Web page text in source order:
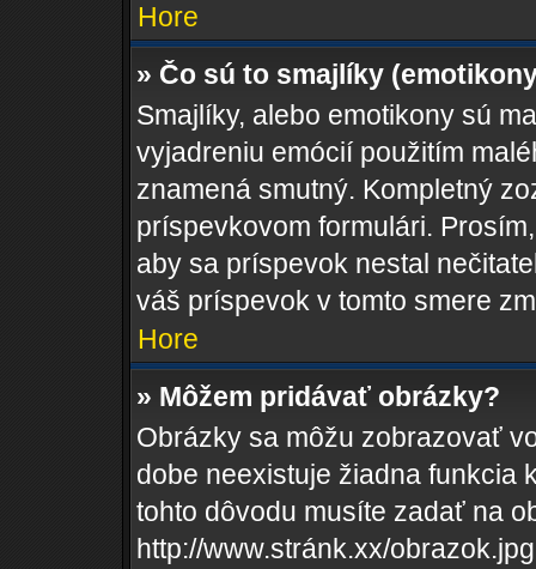
Hore
» Čo sú to smajlíky
Smajlíky, alebo emotikony sú
vyjadreniu emócií použitím
znamená smutný. Kompletný
príspevkovom formulári.
aby sa príspevok nestal
váš príspevok v tomto smere
Hore
» Môžem pridávať obrázky?
Obrázky sa môžu zobrazovať
dobe neexistuje žiadna funkcia
tohto dôvodu musíte zadať na
http://www.stránk.xx/